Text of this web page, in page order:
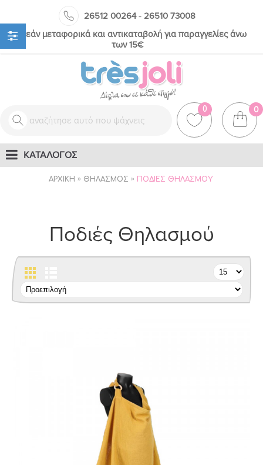
26512 00264- 26510 73008
Δωρεάν μεταφορικά και αντικαταβολή για παραγγελίες άνω
των 15€
0 0
ΚΑΤΑΛΟΓΟΣ
ΑΡΧΙΚΉ ΘΗΛΑΣΜΌΣ ΠΟΔΙΈΣ ΘΗΛΑΣΜΟΎ
Ποδιές Θηλασμού